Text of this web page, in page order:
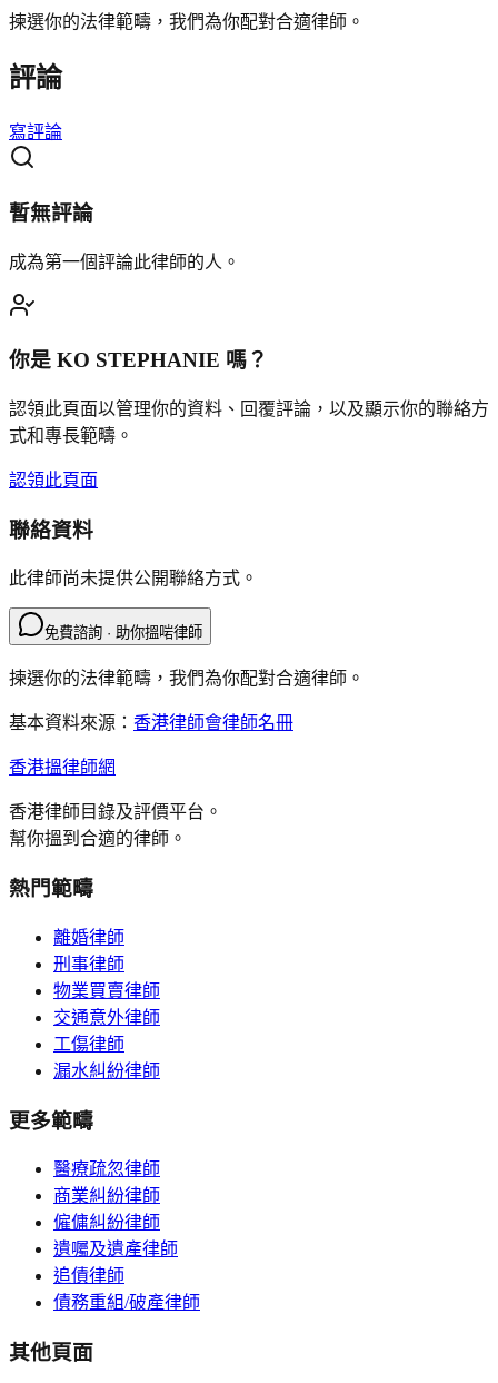
揀選你的法律範疇，我們為你配對合適律師。
評論
寫評論
暫無評論
成為第一個評論此律師的人。
你是 KO STEPHANIE 嗎？
認領此頁面以管理你的資料、回覆評論，以及顯示你的聯絡方
式和專長範疇。
認領此頁面
聯絡資料
此律師尚未提供公開聯絡方式。
免費諮詢 · 助你搵啱律師
揀選你的法律範疇，我們為你配對合適律師。
基本資料來源： 香港律師會律師名冊
香港搵律師網
香港律師目錄及評價平台。
幫你搵到合適的律師。
熱門範疇
離婚律師
刑事律師
物業買賣律師
交通意外律師
工傷律師
漏水糾紛律師
更多範疇
醫療疏忽律師
商業糾紛律師
僱傭糾紛律師
遺囑及遺產律師
追債律師
債務重組/破產律師
其他頁面